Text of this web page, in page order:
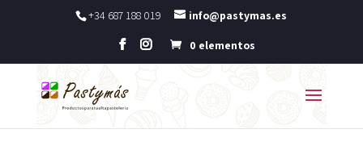
+34 687 188 019 info@pastymas.es
0 elementos